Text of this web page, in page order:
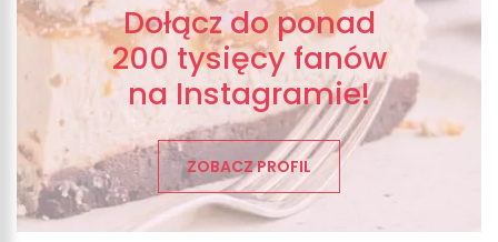
Dołącz do ponad
200 tysięcy fanów
na Instagramie!
ZOBACZ PROFIL